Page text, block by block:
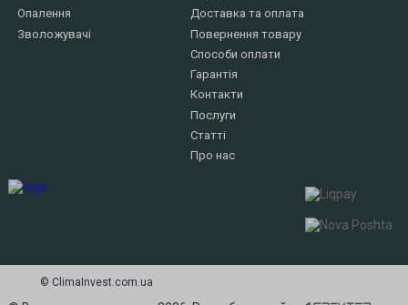
Опалення
Зволожувачі
Доставка та оплата
Повернення товару
Способи оплати
Гарантія
Контакти
Послуги
Статті
Про нас
© СlimaInvest.com.ua